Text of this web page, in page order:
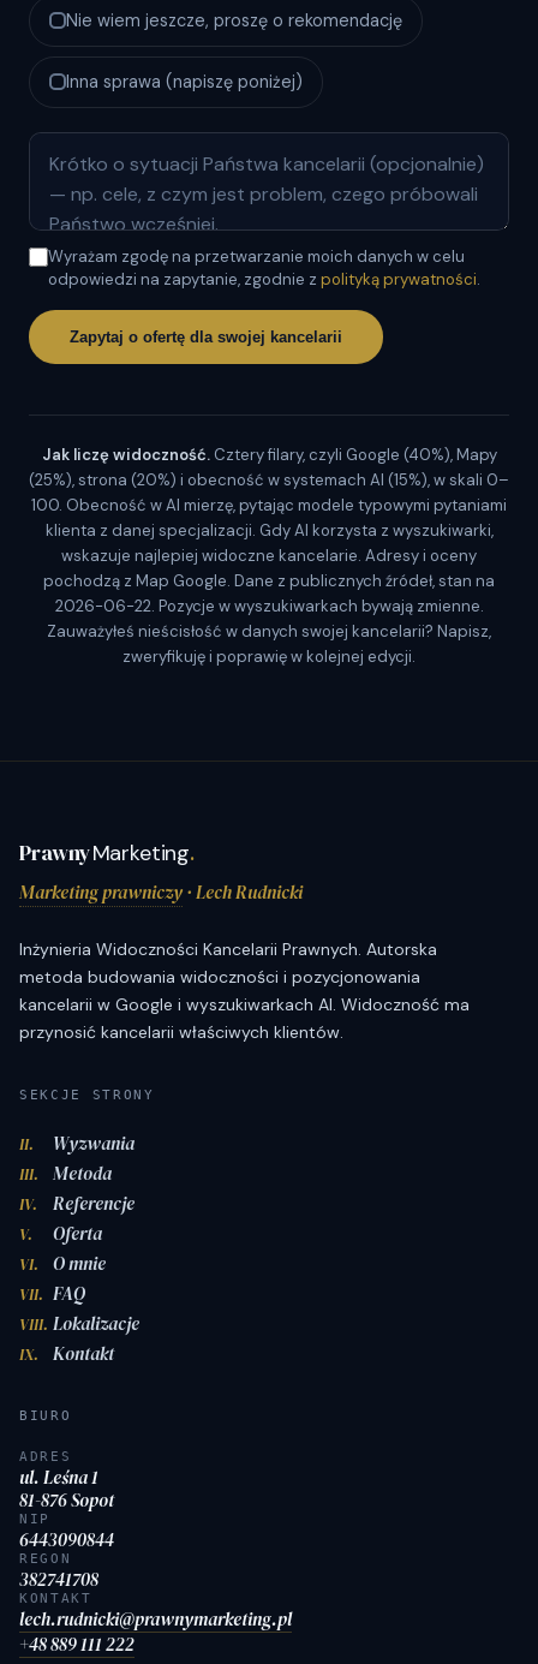
Nie wiem jeszcze, proszę o rekomendację
Inna sprawa (napiszę poniżej)
Wyrażam zgodę na przetwarzanie moich danych w celu
odpowiedzi na zapytanie, zgodnie z polityką prywatności.
Zapytaj o ofertę dla swojej kancelarii
Jak liczę widoczność.Cztery filary, czyli Google (40%), Mapy
(25%), strona (20%) i obecność w systemach AI (15%), w skali 0–
100. Obecność w AI mierzę, pytając modele typowymi pytaniami
klienta z danej specjalizacji. Gdy AI korzysta z wyszukiwarki,
wskazuje najlepiej widoczne kancelarie. Adresy i oceny
pochodzą z Map Google. Dane z publicznych źródeł, stan na
2026-06-22. Pozycje w wyszukiwarkach bywają zmienne.
Zauważyłeś nieścisłość w danych swojej kancelarii? Napisz,
zweryfikuję i poprawię w kolejnej edycji.
PrawnyMarketing.
Marketing prawniczy· Lech Rudnicki
Inżynieria Widoczności Kancelarii Prawnych. Autorska
metoda budowania widoczności i pozycjonowania
kancelarii w Google i wyszukiwarkach AI. Widoczność ma
przynosić kancelarii właściwych klientów.
SEKCJE STRONY
II. Wyzwania
III. Metoda
IV. Referencje
V. Oferta
VI. O mnie
VII. FAQ
VIII. Lokalizacje
IX. Kontakt
BIURO
ADRES
ul. Leśna 1
81-876 Sopot
NIP
6443090844
REGON
382741708
KONTAKT
lech.rudnicki@prawnymarketing.pl
+48 889 111 222